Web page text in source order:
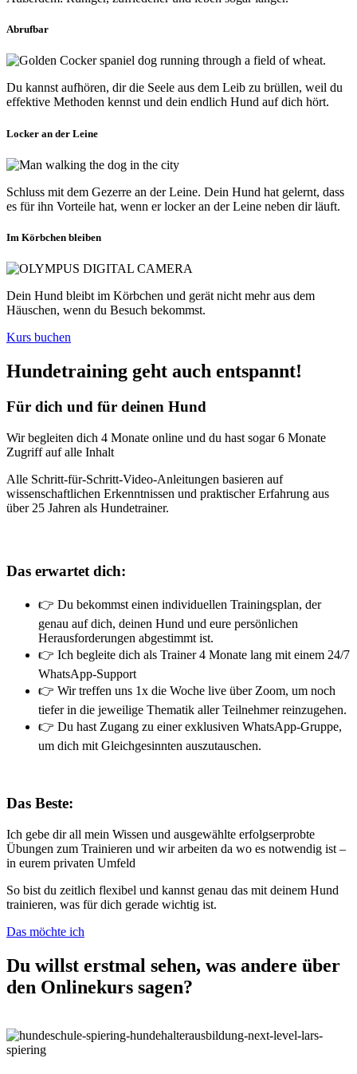
Abrufbar
Du kannst aufhören, dir die Seele aus dem Leib zu brüllen, weil du
effektive Methoden kennst und dein endlich Hund auf dich hört.
Locker an der Leine
Schluss mit dem Gezerre an der Leine. Dein Hund hat gelernt, dass
es für ihn Vorteile hat, wenn er locker an der Leine neben dir läuft.
Im Körbchen bleiben
Dein Hund bleibt im Körbchen und gerät nicht mehr aus dem
Häuschen, wenn du Besuch bekommst.
Kurs buchen
Hundetraining geht auch entspannt!
Für dich und für deinen Hund
Wir begleiten dich 4 Monate online und du hast sogar 6 Monate
Zugriff auf alle Inhalt
Alle Schritt-für-Schritt-Video-Anleitungen basieren auf
wissenschaftlichen Erkenntnissen und praktischer Erfahrung aus
über 25 Jahren als Hundetrainer.
Das erwartet dich:
👉 Du bekommst einen individuellen Trainingsplan, der
genau auf dich, deinen Hund und eure persönlichen
Herausforderungen abgestimmt ist.
👉 Ich begleite dich als Trainer 4 Monate lang mit einem 24/7
WhatsApp-Support
👉 Wir treffen uns 1x die Woche live über Zoom, um noch
tiefer in die jeweilige Thematik aller Teilnehmer reinzugehen.
👉 Du hast Zugang zu einer exklusiven WhatsApp-Gruppe,
um dich mit Gleichgesinnten auszutauschen.
Das Beste:
Ich gebe dir all mein Wissen und ausgewählte erfolgserprobte
Übungen zum Trainieren und wir arbeiten da wo es notwendig ist –
in eurem privaten Umfeld
So bist du zeitlich flexibel und kannst genau das mit deinem Hund
trainieren, was für dich gerade wichtig ist.
Das möchte ich
Du willst erstmal sehen, was andere über
den Onlinekurs sagen?